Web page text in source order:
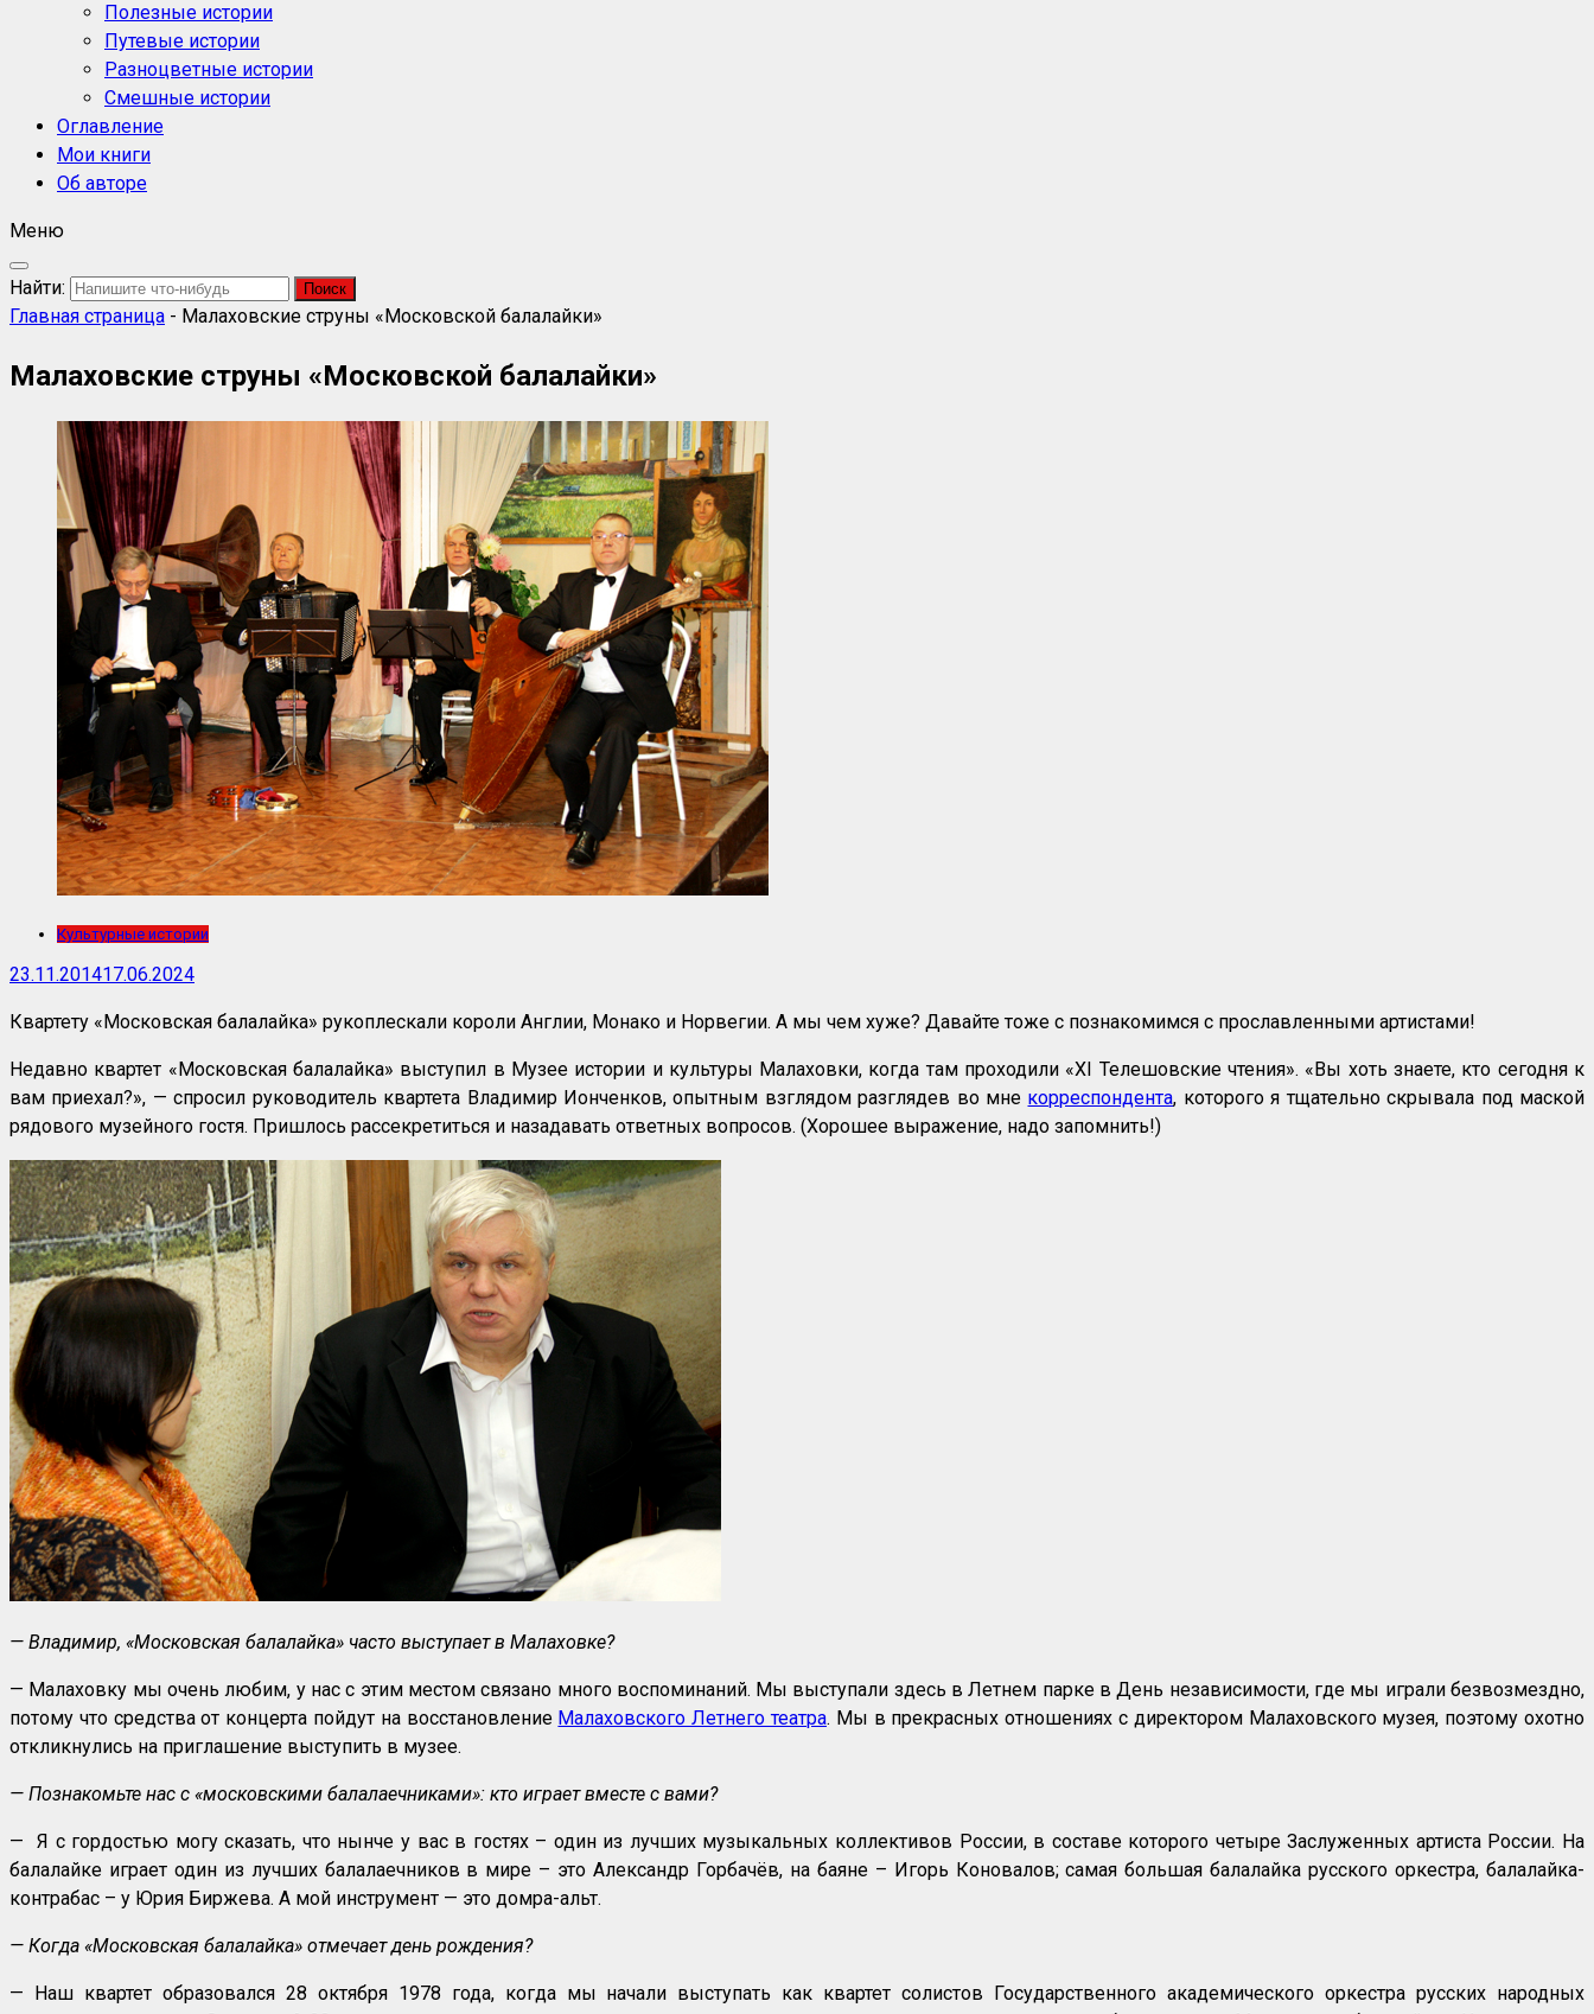
Полезные истории
Путевые истории
Разноцветные истории
Смешные истории
Оглавление
Мои книги
Об авторе
Меню
Найти:
Главная страница - Малаховские струны «Московской балалайки»
Малаховские струны «Московской балалайки»
Культурные истории
23.11.201417.06.2024
Квартету «Московская балалайка» рукоплескали короли Англии, Монако и Норвегии. А мы чем хуже? Давайте тоже с познакомимся с прославленными артистами!
Недавно квартет «Московская балалайка» выступил в Музее истории и культуры Малаховки, когда там проходили «XI Телешовские чтения». «Вы хоть знаете, кто сегодня к
вам приехал?», — спросил руководитель квартета Владимир Ионченков, опытным взглядом разглядев во мне корреспондента, которого я тщательно скрывала под маской
рядового музейного гостя. Пришлось рассекретиться и назадавать ответных вопросов. (Хорошее выражение, надо запомнить!)
— Владимир, «Московская балалайка» часто выступает в Малаховке?
— Малаховку мы очень любим, у нас с этим местом связано много воспоминаний. Мы выступали здесь в Летнем парке в День независимости, где мы играли безвозмездно,
потому что средства от концерта пойдут на восстановление Малаховского Летнего театра. Мы в прекрасных отношениях с директором Малаховского музея, поэтому охотно
откликнулись на приглашение выступить в музее.
— Познакомьте нас с «московскими балалаечниками»: кто играет вместе с вами?
— Я с гордостью могу сказать, что нынче у вас в гостях – один из лучших музыкальных коллективов России, в составе которого четыре Заслуженных артиста России. На
балалайке играет один из лучших балалаечников в мире – это Александр Горбачёв, на баяне – Игорь Коновалов; самая большая балалайка русского оркестра, балалайка-
контрабас – у Юрия Биржева. А мой инструмент — это домра-альт.
— Когда «Московская балалайка» отмечает день рождения?
— Наш квартет образовался 28 октября 1978 года, когда мы начали выступать как квартет солистов Государственного академического оркестра русских народных